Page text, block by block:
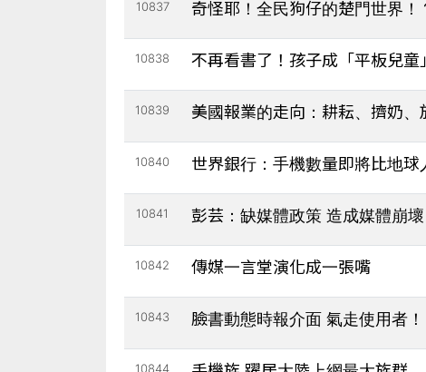
10837 奇怪耶！全民狗仔的楚門世界！
10838 不再看書了！孩子成「平板兒童」
10839 美國報業的走向：耕耘、擠奶、
10840 世界銀行：手機數量即將比地球
10841 彭芸：缺媒體政策 造成媒體崩壞
10842 傳媒一言堂演化成一張嘴
10843 臉書動態時報介面 氣走使用者！
10844